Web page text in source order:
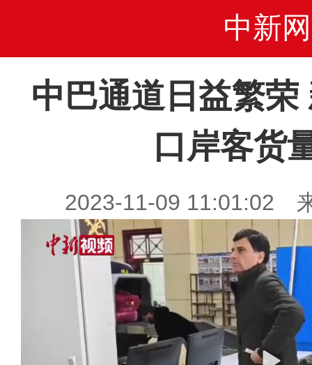
中新网
中巴通道日益繁荣
口岸客货
2023-11-09 11:01:02